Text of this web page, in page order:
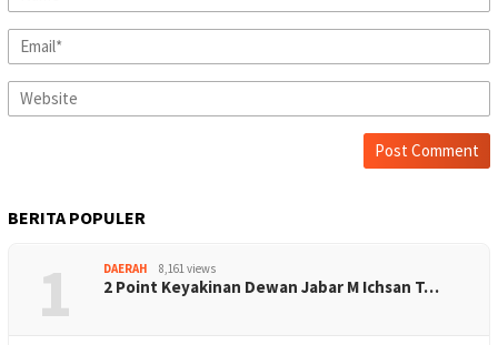
BERITA POPULER
1 DAERAH 8,161 views
2 Point Keyakinan Dewan Jabar M Ichsan T…